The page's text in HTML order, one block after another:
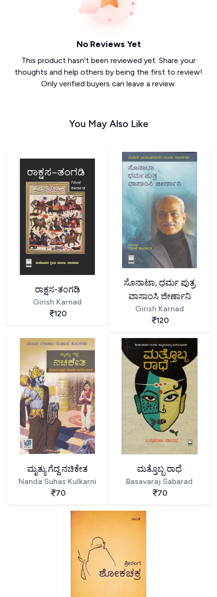
No Reviews Yet
This product hasn't been reviewed yet. Share your
thoughts and help others by being the first to review!
Only verified buyers can leave a review.
You May Also Like
ರಾಕ್ಷಸ-ತಂಗಡಿ
Girish Karnad
120
ಸೊನಾಟಾ, ಧರ್ಮ ಪುತ್ರ
ವಾಸಾಂಸಿ ಜೀರ್ಣಾನಿ
Girish Karnad
120
ಮೃತ್ಯು ಗೆದ್ದ ನಚಿಕೇತ
Nanda Suhas Kulkarni
70
ಮತ್ತೊಬ್ಬ ರಾಧೆ
Basavaraj Sabarad
70